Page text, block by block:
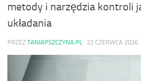
metody i narzędzia kontroli
układania
PRZEZ TANIAPSZCZYNA.PL · 22 CZERWCA 2026